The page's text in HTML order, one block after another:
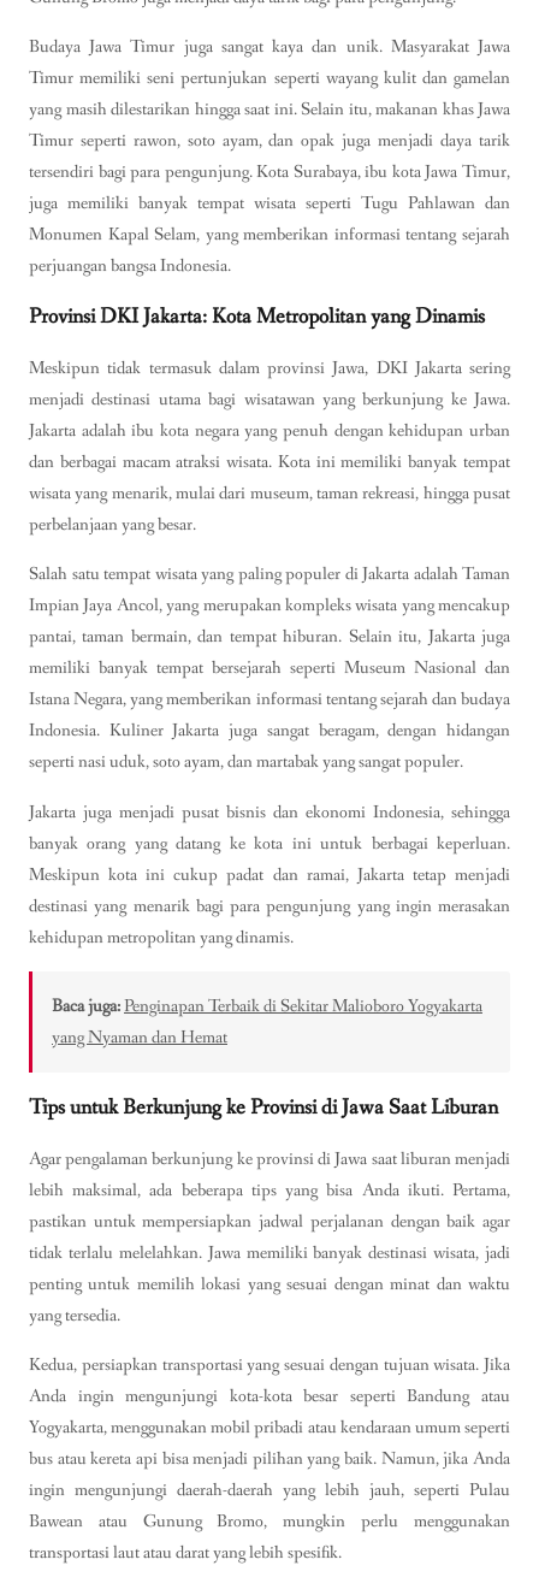
Budaya Jawa Timur juga sangat kaya dan unik. Masyarakat Jawa
Timur memiliki seni pertunjukan seperti wayang kulit dan gamelan
yang masih dilestarikan hingga saat ini. Selain itu, makanan khas Jawa
Timur seperti rawon, soto ayam, dan opak juga menjadi daya tarik
tersendiri bagi para pengunjung. Kota Surabaya, ibu kota Jawa Timur,
juga memiliki banyak tempat wisata seperti Tugu Pahlawan dan
Monumen Kapal Selam, yang memberikan informasi tentang sejarah
perjuangan bangsa Indonesia.
Provinsi DKI Jakarta: Kota Metropolitan yang Dinamis
Meskipun tidak termasuk dalam provinsi Jawa, DKI Jakarta sering
menjadi destinasi utama bagi wisatawan yang berkunjung ke Jawa.
Jakarta adalah ibu kota negara yang penuh dengan kehidupan urban
dan berbagai macam atraksi wisata. Kota ini memiliki banyak tempat
wisata yang menarik, mulai dari museum, taman rekreasi, hingga pusat
perbelanjaan yang besar.
Salah satu tempat wisata yang paling populer di Jakarta adalah Taman
Impian Jaya Ancol, yang merupakan kompleks wisata yang mencakup
pantai, taman bermain, dan tempat hiburan. Selain itu, Jakarta juga
memiliki banyak tempat bersejarah seperti Museum Nasional dan
Istana Negara, yang memberikan informasi tentang sejarah dan budaya
Indonesia. Kuliner Jakarta juga sangat beragam, dengan hidangan
seperti nasi uduk, soto ayam, dan martabak yang sangat populer.
Jakarta juga menjadi pusat bisnis dan ekonomi Indonesia, sehingga
banyak orang yang datang ke kota ini untuk berbagai keperluan.
Meskipun kota ini cukup padat dan ramai, Jakarta tetap menjadi
destinasi yang menarik bagi para pengunjung yang ingin merasakan
kehidupan metropolitan yang dinamis.
Baca juga:Penginapan Terbaik di Sekitar Malioboro Yogyakarta
yang Nyaman dan Hemat
Tips untuk Berkunjung ke Provinsi di Jawa Saat Liburan
Agar pengalaman berkunjung ke provinsi di Jawa saat liburan menjadi
lebih maksimal, ada beberapa tips yang bisa Anda ikuti. Pertama,
pastikan untuk mempersiapkan jadwal perjalanan dengan baik agar
tidak terlalu melelahkan. Jawa memiliki banyak destinasi wisata, jadi
penting untuk memilih lokasi yang sesuai dengan minat dan waktu
yang tersedia.
Kedua, persiapkan transportasi yang sesuai dengan tujuan wisata. Jika
Anda ingin mengunjungi kota-kota besar seperti Bandung atau
Yogyakarta, menggunakan mobil pribadi atau kendaraan umum seperti
bus atau kereta api bisa menjadi pilihan yang baik. Namun, jika Anda
ingin mengunjungi daerah-daerah yang lebih jauh, seperti Pulau
Bawean atau Gunung Bromo, mungkin perlu menggunakan
transportasi laut atau darat yang lebih spesifik.